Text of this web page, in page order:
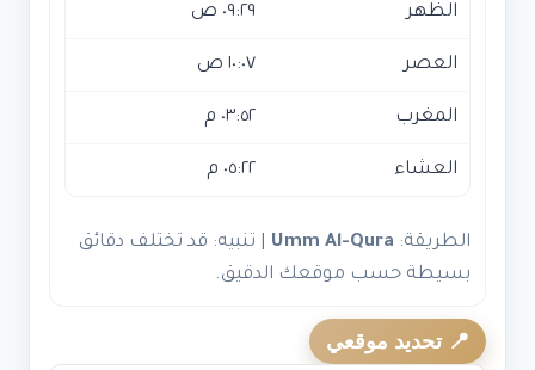
الظهر ٠٩:٢٩ ص
العصر ١٠:٠٧ ص
المغرب ٠٣:٥٢ م
العشاء ٠٥:٢٢ م
الطريقة: Umm Al-Qura | تنبيه: قد تختلف دقائق
بسيطة حسب موقعك الدقيق.
📍 تحديد موقعي